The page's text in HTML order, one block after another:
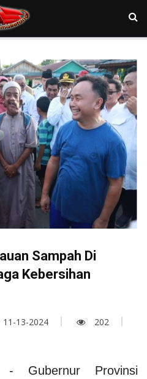
Sampah Di
Kebersihan
11-13-2024
202
- Gubernur Provinsi